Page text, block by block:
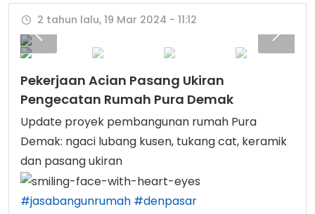
2 tahun lalu, 19 Mar 2024 - 11:12
Pekerjaan Acian Pasang Ukiran
Pengecatan Rumah Pura Demak
Update proyek pembangunan rumah Pura
Demak: ngaci lubang kusen, tukang cat, keramik
dan pasang ukiran
#jasabangunrumah #denpasar